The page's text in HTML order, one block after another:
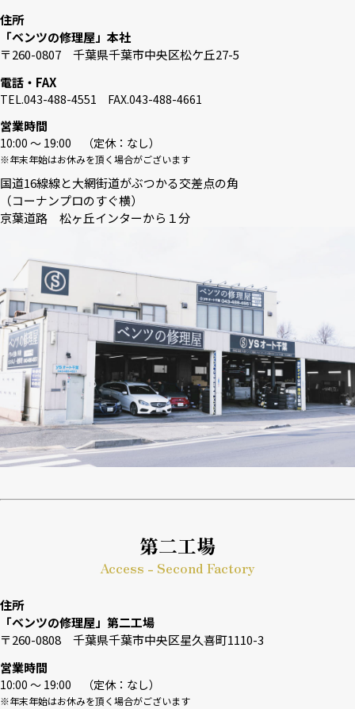
住所
「ベンツの修理屋」本社
〒260-0807 千葉県千葉市中央区松ケ丘27-5
電話・FAX
TEL.043-488-4551 FAX.043-488-4661
営業時間
10:00 〜 19:00 （定休：なし）
※年末年始はお休みを頂く場合がございます
国道16線線と大網街道がぶつかる交差点の角
（コーナンプロのすぐ横）
京葉道路 松ヶ丘インターから１分
第二工場
Access - Second Factory
住所
「ベンツの修理屋」第二工場
〒260-0808 千葉県千葉市中央区星久喜町1110-3
営業時間
10:00 〜 19:00 （定休：なし）
※年末年始はお休みを頂く場合がございます